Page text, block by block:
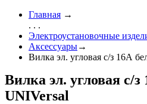
Главная →
. . .
Электроустановочные
Аксессуары→
Вилка эл. угловая с/з 16А
Вилка эл. угловая с/з
UNIVersal